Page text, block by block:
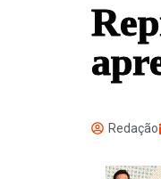
Redação